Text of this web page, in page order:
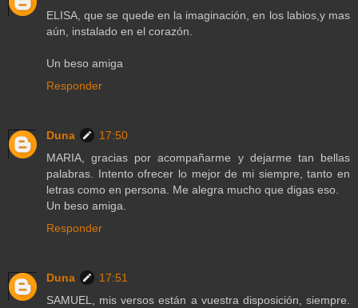
ELISA, que se quede en la imaginación, en los labios,y mas
aún, instalado en el corazón.
Un beso amiga
Responder
Duna
17:50
MARIA, gracias por acompañarme y dejarme tan bellas
palabras. Intento ofrecer lo mejor de mi siempre, tanto en
letras como en persona. Me alegra mucho que digas eso.
Un beso amiga.
Responder
Duna
17:51
SAMUEL, mis versos están a vuestra disposición, siempre.